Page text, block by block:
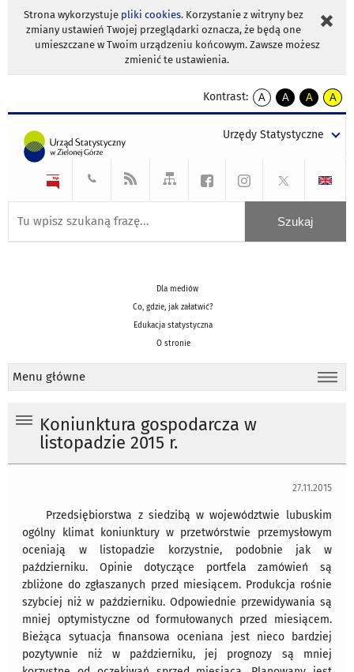
Strona wykorzystuje pliki cookies. Korzystanie z witryny bez
zmiany ustawień Twojej przeglądarki oznacza, że będą one
umieszczane w Twoim urządzeniu końcowym. Zawsze możesz
zmienić te ustawienia.
Kontrast:
A
kontrast
A
kontrast
tekst
czarnym
A
kontrast
tekst
czarnym
A
tekst
żółtym
Urzędy Statystyczne
Dla mediów
Co, gdzie, jak załatwić?
Edukacja statystyczna
O stronie
Menu główne
Koniunktura gospodarcza w
listopadzie 2015 r.
27.11.2015
Przedsiębiorstwa z siedzibą w województwie lubuskim
ogólny klimat koniunktury w przetwórstwie przemysłowym
oceniają w listopadzie korzystnie, podobnie jak w
październiku. Opinie dotyczące portfela zamówień są
zbliżone do zgłaszanych przed miesiącem. Produkcja rośnie
szybciej niż w październiku. Odpowiednie przewidywania są
mniej optymistyczne od formułowanych przed miesiącem.
Bieżąca sytuacja finansowa oceniana jest nieco bardziej
pozytywnie niż w październiku, jej prognozy są mniej